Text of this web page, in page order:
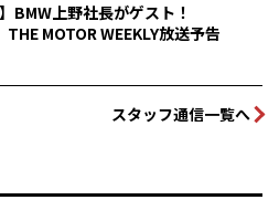
BMW上野社長がゲスト！
MOTOR WEEKLY放送予告
スタッフ通信一覧へ